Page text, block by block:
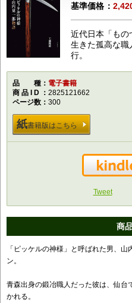
基準価格
近代日本「もの
生きた孤高な職
行。
品種電子書籍
商品ID
2825121662
ページ数
300
紙書籍版はこちら
Tweet
商
「ピッケルの神様」と呼ばれた男、
ン。
青森出身の鍛冶職人だった彼は、仙台
かれる。